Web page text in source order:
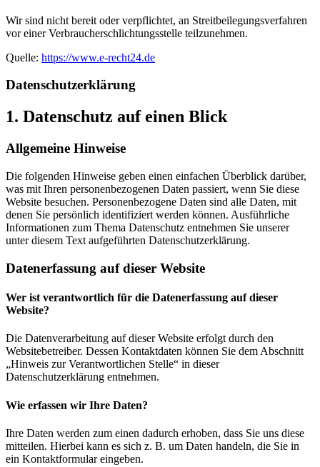
Wir sind nicht bereit oder verpflichtet, an Streitbeilegungsverfahren
vor einer Verbraucherschlichtungsstelle teilzunehmen.
Quelle: https://www.e-recht24.de
Datenschutz­erklärung
1. Datenschutz auf einen Blick
Allgemeine Hinweise
Die folgenden Hinweise geben einen einfachen Überblick darüber,
was mit Ihren personenbezogenen Daten passiert, wenn Sie diese
Website besuchen. Personenbezogene Daten sind alle Daten, mit
denen Sie persönlich identifiziert werden können. Ausführliche
Informationen zum Thema Datenschutz entnehmen Sie unserer
unter diesem Text aufgeführten Datenschutzerklärung.
Datenerfassung auf dieser Website
Wer ist verantwortlich für die Datenerfassung auf dieser
Website?
Die Datenverarbeitung auf dieser Website erfolgt durch den
Websitebetreiber. Dessen Kontaktdaten können Sie dem Abschnitt
„Hinweis zur Verantwortlichen Stelle“ in dieser
Datenschutzerklärung entnehmen.
Wie erfassen wir Ihre Daten?
Ihre Daten werden zum einen dadurch erhoben, dass Sie uns diese
mitteilen. Hierbei kann es sich z. B. um Daten handeln, die Sie in
ein Kontaktformular eingeben.